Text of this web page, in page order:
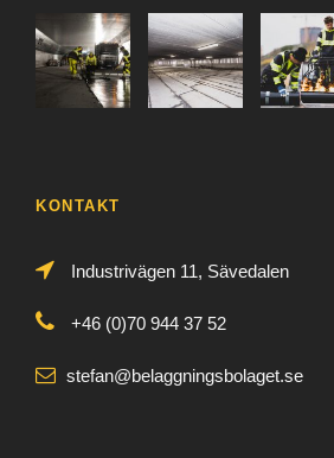
KONTAKT
Industrivägen 11, Sävedalen
+46 (0)70 944 37 52
stefan@belaggningsbolaget.se